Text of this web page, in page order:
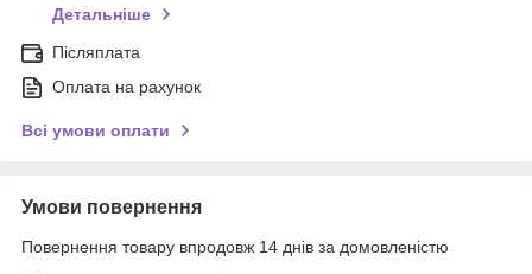
Детальніше
Післяплата
Оплата на рахунок
Всі умови оплати
Умови повернення
Повернення товару впродовж 14 днів за домовленістю